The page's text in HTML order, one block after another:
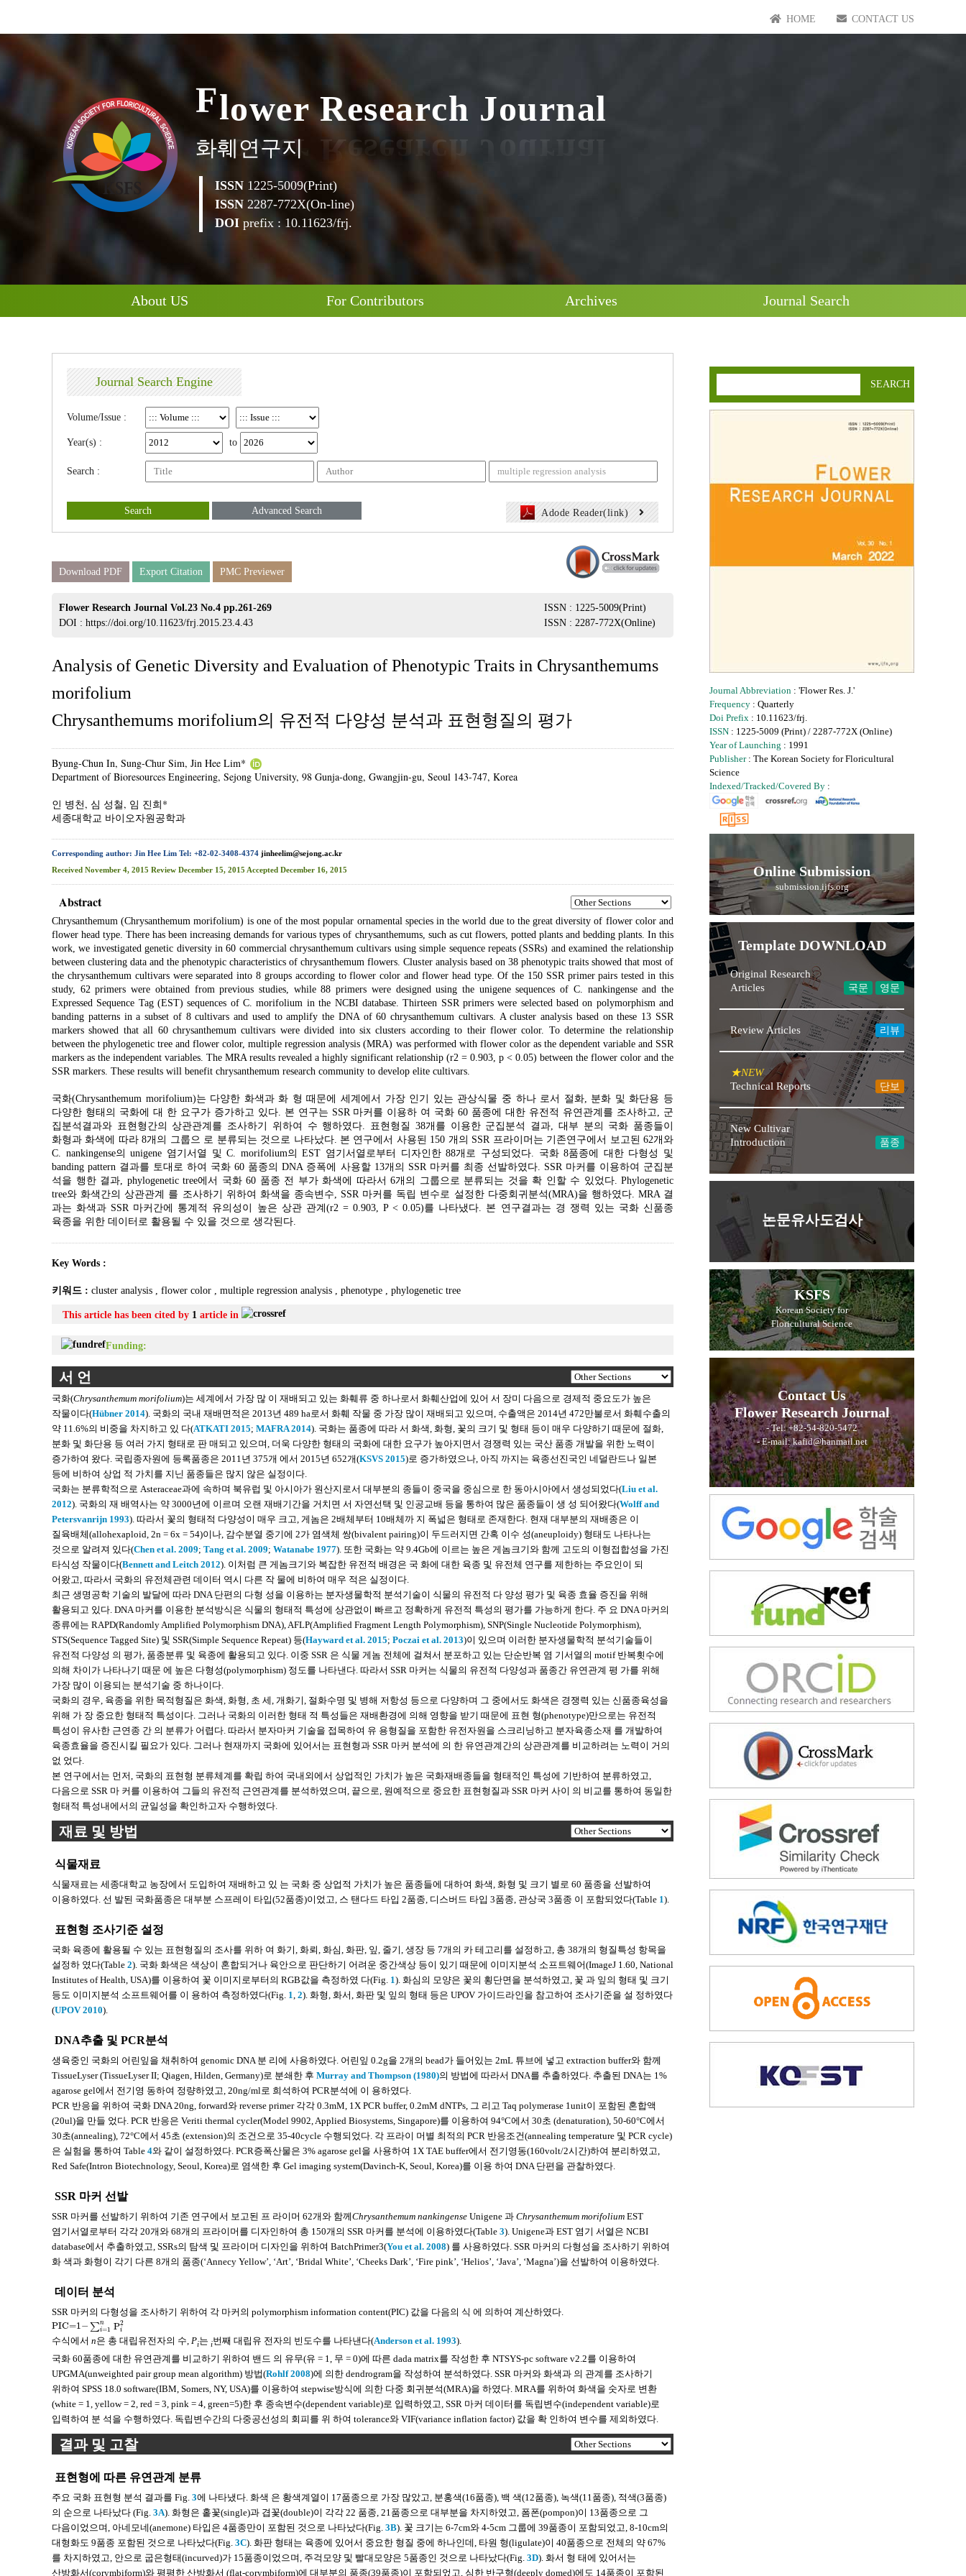
HOME CONTACT US
Flower R esea rch Journal
화훼연구지
ISSN 1225-5009(Print)
ISSN 2287-772X(On-line)
DOI prefix : 10.11623/frj.
About US For Contributors Archives Journal Search
Journal Search Engine
Volume/Issue :
Year(s) : to
Search :
Search Advanced Search Adode Reader(link)
Download PDF Export Citation PMC Previewer
ISSN : 1225-5009(Print)
ISSN : 2287-772X(Online)
Flower Research Journal Vol.23 No.4 pp.261-269
DOI : https://doi.org/10.11623/frj.2015.23.4.43
Analysis of Genetic Diversity and Evaluation of Phenotypic Traits in Chrysanthemums
morifolium
Chrysanthemums morifolium의 유전적 다양성 분석과 표현형질의 평가
Byung-Chun In, Sung-Chur Sim, Jin Hee Lim*
Department of Bioresources Engineering, Sejong University, 98 Gunja-dong, Gwangjin-gu, Seoul 143-747, Korea
인 병천, 심 성철, 임 진희*
세종대학교 바이오자원공학과
Corresponding author: Jin Hee Lim Tel: +82-02-3408-4374 jinheelim@sejong.ac.kr
Received November 4, 2015 Review December 15, 2015 Accepted December 16, 2015
Abstract
Chrysanthemum (Chrysanthemum morifolium) is one of the most popular ornamental species in the world due to the great diversity of flower color and
flower head type. There has been increasing demands for various types of chrysanthemums, such as cut flowers, potted plants and bedding plants. In this
work, we investigated genetic diversity in 60 commercial chrysanthemum cultivars using simple sequence repeats (SSRs) and examined the relationship
between clustering data and the phenotypic characteristics of chrysanthemum flowers. Cluster analysis based on 38 phenotypic traits showed that most of
the chrysanthemum cultivars were separated into 8 groups according to flower color and flower head type. Of the 150 SSR primer pairs tested in this
study, 62 primers were obtained from previous studies, while 88 primers were designed using the unigene sequences of C. nankingense and the
Expressed Sequence Tag (EST) sequences of C. morifolium in the NCBI database. Thirteen SSR primers were selected based on polymorphism and
banding patterns in a subset of 8 cultivars and used to amplify the DNA of 60 chrysanthemum cultivars. A cluster analysis based on these 13 SSR
markers showed that all 60 chrysanthemum cultivars were divided into six clusters according to their flower color. To determine the relationship
between the phylogenetic tree and flower color, multiple regression analysis (MRA) was performed with flower color as the dependent variable and SSR
markers as the independent variables. The MRA results revealed a highly significant relationship (r2 = 0.903, p < 0.05) between the flower color and the
SSR markers. These results will benefit chrysanthemum research community to develop elite cultivars.
국화(Chrysanthemum morifolium)는 다양한 화색과 화 형 때문에 세계에서 가장 인기 있는 관상식물 중 하나 로서 절화, 분화 및 화단용 등
다양한 형태의 국화에 대 한 요구가 증가하고 있다. 본 연구는 SSR 마커를 이용하 여 국화 60 품종에 대한 유전적 유연관계를 조사하고, 군
집분석결과와 표현형간의 상관관계를 조사하기 위하여 수 행하였다. 표현형질 38개를 이용한 군집분석 결과, 대부 분의 국화 품종들이
화형과 화색에 따라 8개의 그룹으 로 분류되는 것으로 나타났다. 본 연구에서 사용된 150 개의 SSR 프라이머는 기존연구에서 보고된 62개와
C. nankingense의 unigene 염기서열 및 C. morifolium의 EST 염기서열로부터 디자인한 88개로 구성되었다. 국화 8품종에 대한 다형성 및
banding pattern 결과를 토대로 하여 국화 60 품종의 DNA 증폭에 사용할 13개의 SSR 마커를 최종 선발하였다. SSR 마커를 이용하여 군집분
석을 행한 결과, phylogenetic tree에서 국화 60 품종 전 부가 화색에 따라서 6개의 그룹으로 분류되는 것을 확 인할 수 있었다. Phylogenetic
tree와 화색간의 상관관계 를 조사하기 위하여 화색을 종속변수, SSR 마커를 독립 변수로 설정한 다중회귀분석(MRA)을 행하였다. MRA 결
과는 화색과 SSR 마커간에 통계적 유의성이 높은 상관 관계(r2 = 0.903, P < 0.05)를 나타냈다. 본 연구결과는 경 쟁력 있는 국화 신품종
육종을 위한 데이터로 활용될 수 있을 것으로 생각된다.
Key Words :
키워드 : cluster analysis , flower color , multiple regression analysis , phenotype , phylogenetic tree
This article has been cited by 1 article in
Funding:
서 언
국화(Chrysanthemum morifolium)는 세계에서 가장 많 이 재배되고 있는 화훼류 중 하나로서 화훼산업에 있어 서 장미 다음으로 경제적 중요도가 높은
작물이다(Hübner 2014). 국화의 국내 재배면적은 2013년 489 ha로서 화훼 작물 중 가장 많이 재배되고 있으며, 수출액은 2014년 472만불로서 화훼수출의
약 11.6%의 비중을 차지하고 있 다(ATKATI 2015; MAFRA 2014). 국화는 품종에 따라 서 화색, 화형, 꽃의 크기 및 형태 등이 매우 다양하기 때문에 절화,
분화 및 화단용 등 여러 가지 형태로 판 매되고 있으며, 더욱 다양한 형태의 국화에 대한 요구가 높아지면서 경쟁력 있는 국산 품종 개발을 위한 노력이
증가하여 왔다. 국립종자원에 등록품종은 2011년 375개 에서 2015년 652개(KSVS 2015)로 증가하였으나, 아직 까지는 육종선진국인 네덜란드나 일본
등에 비하여 상업 적 가치를 지닌 품종들은 많지 않은 실정이다.
국화는 분류학적으로 Asteraceae과에 속하며 북유럽 및 아시아가 원산지로서 대부분의 종들이 중국을 중심으로 한 동아시아에서 생성되었다(Liu et al.
2012). 국화의 재 배역사는 약 3000년에 이르며 오랜 재배기간을 거치면 서 자연선택 및 인공교배 등을 통하여 많은 품종들이 생 성 되어왔다(Wolff and
Petersvanrijn 1993). 따라서 꽃의 형태적 다양성이 매우 크고, 게놈은 2배체부터 10배체까 지 폭넓은 형태로 존재한다. 현재 대부분의 재배종은 이
질육배체(allohexaploid, 2n = 6x = 54)이나, 감수분열 중기에 2가 염색체 쌍(bivalent pairing)이 두드러지면 간혹 이수 성(aneuploidy) 형태도 나타나는
것으로 알려져 있다(Chen et al. 2009; Tang et al. 2009; Watanabe 1977). 또한 국화는 약 9.4Gb에 이르는 높은 게놈크기와 함께 고도의 이형접합성을 가진
타식성 작물이다(Bennett and Leitch 2012). 이처럼 큰 게놈크기와 복잡한 유전적 배경은 국 화에 대한 육종 및 유전체 연구를 제한하는 주요인이 되
어왔고, 따라서 국화의 유전체관련 데이터 역시 다른 작 물에 비하여 매우 적은 실정이다.
최근 생명공학 기술의 발달에 따라 DNA 단편의 다형 성을 이용하는 분자생물학적 분석기술이 식물의 유전적 다 양성 평가 및 육종 효율 증진을 위해
활용되고 있다. DNA 마커를 이용한 분석방식은 식물의 형태적 특성에 상관없이 빠르고 정확하게 유전적 특성의 평가를 가능하게 한다. 주 요 DNA 마커의
종류에는 RAPD(Randomly Amplified Polymorphism DNA), AFLP(Amplified Fragment Length Polymorphism), SNP(Single Nucleotide Polymorphism),
STS(Sequence Tagged Site) 및 SSR(Simple Sequence Repeat) 등(Hayward et al. 2015; Poczai et al. 2013)이 있으며 이러한 분자생물학적 분석기술들이
유전적 다양성 의 평가, 품종분류 및 육종에 활용되고 있다. 이중 SSR 은 식물 게놈 전체에 걸쳐서 분포하고 있는 단순반복 염 기서열의 motif 반복횟수에
의해 차이가 나타나기 때문 에 높은 다형성(polymorphism) 정도를 나타낸다. 따라서 SSR 마커는 식물의 유전적 다양성과 품종간 유연관계 평 가를 위해
가장 많이 이용되는 분석기술 중 하나이다.
국화의 경우, 육종을 위한 목적형질은 화색, 화형, 초 세, 개화기, 절화수명 및 병해 저항성 등으로 다양하며 그 중에서도 화색은 경쟁력 있는 신품종육성을
위해 가 장 중요한 형태적 특성이다. 그러나 국화의 이러한 형태 적 특성들은 재배환경에 의해 영향을 받기 때문에 표현 형(phenotype)만으로는 유전적
특성이 유사한 근연종 간 의 분류가 어렵다. 따라서 분자마커 기술을 접목하여 유 용형질을 포함한 유전자원을 스크리닝하고 분자육종소재 를 개발하여
육종효율을 증진시킬 필요가 있다. 그러나 현재까지 국화에 있어서는 표현형과 SSR 마커 분석에 의 한 유연관계간의 상관관계를 비교하려는 노력이 거의
없 었다.
본 연구에서는 먼저, 국화의 표현형 분류체계를 확립 하여 국내외에서 상업적인 가치가 높은 국화재배종들을 형태적인 특성에 기반하여 분류하였고,
다음으로 SSR 마 커를 이용하여 그들의 유전적 근연관계를 분석하였으며, 끝으로, 원예적으로 중요한 표현형질과 SSR 마커 사이 의 비교를 통하여 동일한
형태적 특성내에서의 균일성을 확인하고자 수행하였다.
재료 및 방법
식물재료
식물재료는 세종대학교 농장에서 도입하여 재배하고 있 는 국화 중 상업적 가치가 높은 품종들에 대하여 화색, 화형 및 크기 별로 60 품종을 선발하여
이용하였다. 선 발된 국화품종은 대부분 스프레이 타입(52품종)이었고, 스 탠다드 타입 2품종, 디스버드 타입 3품종, 관상국 3품종 이 포함되었다(Table 1).
표현형 조사기준 설정
국화 육종에 활용될 수 있는 표현형질의 조사를 위하 여 화기, 화뢰, 화심, 화판, 잎, 줄기, 생장 등 7개의 카 테고리를 설정하고, 총 38개의 형질특성 항목을
설정하 였다(Table 2). 국화 화색은 색상이 혼합되거나 육안으로 판단하기 어려운 중간색상 등이 있기 때문에 이미지분석 소프트웨어(ImageJ 1.60, National
Institutes of Health, USA)를 이용하여 꽃 이미지로부터의 RGB값을 측정하였 다(Fig. 1). 화심의 모양은 꽃의 횡단면을 분석하였고, 꽃 과 잎의 형태 및 크기
등도 이미지분석 소프트웨어를 이 용하여 측정하였다(Fig. 1, 2). 화형, 화서, 화판 및 잎의 형태 등은 UPOV 가이드라인을 참고하여 조사기준을 설 정하였다
(UPOV 2010).
DNA추출 및 PCR분석
생육중인 국화의 어린잎을 채취하여 genomic DNA 분 리에 사용하였다. 어린잎 0.2g을 2개의 bead가 들어있는 2mL 튜브에 넣고 extraction buffer와 함께
TissueLyser (TissueLyser II; Qiagen, Hilden, Germany)로 분쇄한 후 Murray and Thompson (1980)의 방법에 따라서 DNA를 추출하였다. 추출된 DNA는 1%
agarose gel에서 전기영 동하여 정량하였고, 20ng/ml로 희석하여 PCR분석에 이 용하였다.
PCR 반응을 위하여 국화 DNA 20ng, forward와 reverse primer 각각 0.3mM, 1X PCR buffer, 0.2mM dNTPs, 그 리고 Taq polymerase 1unit이 포함된 혼합액
(20ul)을 만들 었다. PCR 반응은 Veriti thermal cycler(Model 9902, Applied Biosystems, Singapore)를 이용하여 94°C에서 30초 (denaturation), 50-60°C에서
30초(annealing), 72°C에서 45초 (extension)의 조건으로 35-40cycle 수행되었다. 각 프라이 머별 최적의 PCR 반응조건(annealing temperature 및 PCR cycle)
은 실험을 통하여 Table 4와 같이 설정하였다. PCR증폭산물은 3% agarose gel을 사용하여 1X TAE buffer에서 전기영동(160volt/2시간)하여 분리하였고,
Red Safe(Intron Biotechnology, Seoul, Korea)로 염색한 후 Gel imaging system(Davinch-K, Seoul, Korea)를 이용 하여 DNA 단편을 관찰하였다.
SSR 마커 선발
SSR 마커를 선발하기 위하여 기존 연구에서 보고된 프 라이머 62개와 함께Chrysanthemum nankingense Unigene 과 Chrysanthemum morifolium EST
염기서열로부터 각각 20개와 68개의 프라이머를 디자인하여 총 150개의 SSR 마커를 분석에 이용하였다(Table 3). Unigene과 EST 염기 서열은 NCBI
database에서 추출하였고, SSRs의 탐색 및 프라이머 디자인을 위하여 BatchPrimer3(You et al. 2008) 를 사용하였다. SSR 마커의 다형성을 조사하기 위하여
화 색과 화형이 각기 다른 8개의 품종(‘Annecy Yellow’, ‘Art’, ‘Bridal White’, ‘Cheeks Dark’, ‘Fire pink’, ‘Helios’, ‘Java’, ‘Magna’)을 선발하여 이용하였다.
데이터 분석
SSR 마커의 다형성을 조사하기 위하여 각 마커의 polymorphism information content(PIC) 값을 다음의 식 에 의하여 계산하였다.
PIC=1− ∑n
i=1 P2
i
PIC=1−∑ =1nP 2
수식에서 n은 총 대립유전자의 수, Pi는 i번째 대립유 전자의 빈도수를 나타낸다(Anderson et al. 1993).
국화 60품종에 대한 유연관계를 비교하기 위하여 밴드 의 유무(유 = 1, 무 = 0)에 따른 dada matrix를 작성한 후 NTSYS-pc software v2.2를 이용하여
UPGMA(unweighted pair group mean algorithm) 방법(Rohlf 2008)에 의한 dendrogram을 작성하여 분석하였다. SSR 마커와 화색과 의 관계를 조사하기
위하여 SPSS 18.0 software(IBM, Somers, NY, USA)를 이용하여 stepwise방식에 의한 다중 회귀분석(MRA)을 하였다. MRA를 위하여 화색을 숫자로 변환
(white = 1, yellow = 2, red = 3, pink = 4, green=5)한 후 종속변수(dependent variable)로 입력하였고, SSR 마커 데이터를 독립변수(independent variable)로
입력하여 분 석을 수행하였다. 독립변수간의 다중공선성의 회피를 위 하여 tolerance와 VIF(variance inflation factor) 값을 확 인하여 변수를 제외하였다.
결과 및 고찰
표현형에 따른 유연관계 분류
주요 국화 표현형 분석 결과를 Fig. 3에 나타냈다. 화색 은 황색계열이 17품종으로 가장 많았고, 분홍색(16품종), 백 색(12품종), 녹색(11품종), 적색(3품종)
의 순으로 나타났다 (Fig. 3A). 화형은 홑꽃(single)과 겹꽃(double)이 각각 22 품종, 21품종으로 대부분을 차지하였고, 폼폰(pompon)이 13품종으로 그
다음이었으며, 아네모네(anemone) 타입은 4품종만이 포함된 것으로 나타났다(Fig. 3B). 꽃 크기는 6-7cm와 4-5cm 그룹에 39품종이 포함되었고, 8-10cm의
대형화도 9품종 포함된 것으로 나타났다(Fig. 3C). 화판 형태는 육종에 있어서 중요한 형질 중에 하나인데, 타원 형(ligulate)이 40품종으로 전체의 약 67%
를 차지하였고, 안으로 굽은형태(incurved)가 15품종이었으며, 주걱모양 및 빨대모양은 5품종인 것으로 나타났다(Fig. 3D). 화서 형 태에 있어서는
산방화서(corymbiform)와 평평한 산방화서 (flat-corymbiform)에 대부분의 품종(39품종)이 포함되었고, 심한 반구형(deeply domed)에도 14품종이 포함된
SEARCH
Journal Abbreviation : 'Flower Res. J.'
Frequency : Quarterly
Doi Prefix : 10.11623/frj.
ISSN : 1225-5009 (Print) / 2287-772X (Online)
Year of Launching : 1991
Publisher: The Korean Society for Floricultural
Science
Indexed/Tracked/Covered By :
Online Submission
submission.ijfs.org
Template DOWNLOAD
Original Research
Articles
국문 영문
Review Articles 리뷰
★NEW
Technical Reports
단보
New Cultivar
Introduction
품종
논문유사도검사
KSFS
Korean Society for
Floricultural Science
Contact Us
Flower Research Journal
- Tel: +82-54-820-5472
- E-mail: kafid@hanmail.net